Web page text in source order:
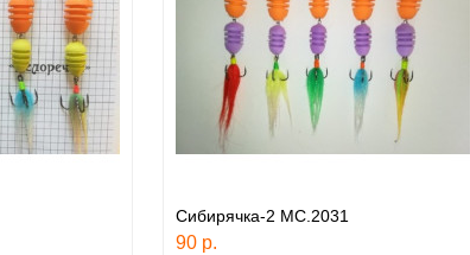
Сибирячка-2 МС.2031
90 р.